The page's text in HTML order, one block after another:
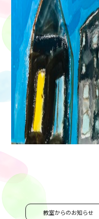
教室からのお知らせ